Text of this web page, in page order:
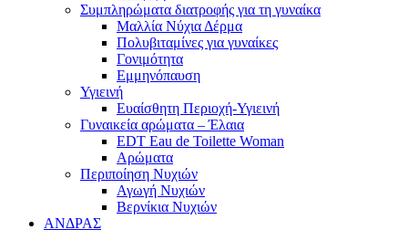
Συμπληρώματα διατροφής για τη γυναίκα
Μαλλία Νύχια Δέρμα
Πολυβιταμίνες για γυναίκες
Γονιμότητα
Εμμηνόπαυση
Υγιεινή
Ευαίσθητη Περιοχή-Υγιεινή
Γυναικεία αρώματα – Έλαια
EDT Eau de Toilette Woman
Αρώματα
Περιποίηση Νυχιών
Αγωγή Νυχιών
Βερνίκια Νυχιών
ΑΝΔΡΑΣ